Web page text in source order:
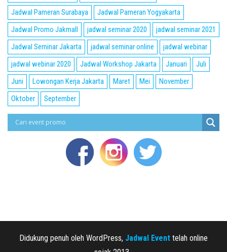
Jadwal Pameran Surabaya
Jadwal Pameran Yogyakarta
Jadwal Promo Jakmall
jadwal seminar 2020
jadwal seminar 2021
Jadwal Seminar Jakarta
jadwal seminar online
jadwal webinar
jadwal webinar 2020
Jadwal Workshop Jakarta Januari
Juli
Juni
Lowongan Kerja Jakarta Maret Mei
November
Oktober
September
Didukung penuh oleh WordPress, Jadwal Event telah online